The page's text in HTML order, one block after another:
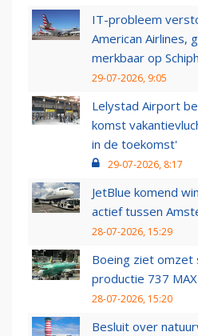
IT-probleem
American Airlines,
merkbaar op
29-07-2026, 9:05
Lelystad Airport
komst
in de toekomst'
29-07-2026, 8:17
JetBlue komend
actief tussen
28-07-2026, 15:29
Boeing ziet
productie 737
28-07-2026, 15:20
Besluit over